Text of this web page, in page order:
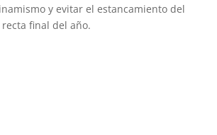
y evitar el estancamiento del
final del año.